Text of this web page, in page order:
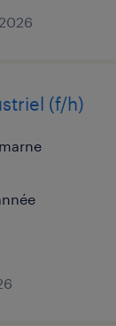
(f/h)